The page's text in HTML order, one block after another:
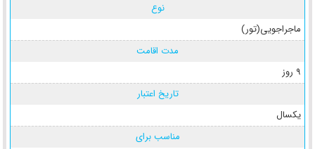
نوع
ماجراجویی(تور)
مدت اقامت
9 روز
تاریخ اعتبار
یکسال
مناسب برای